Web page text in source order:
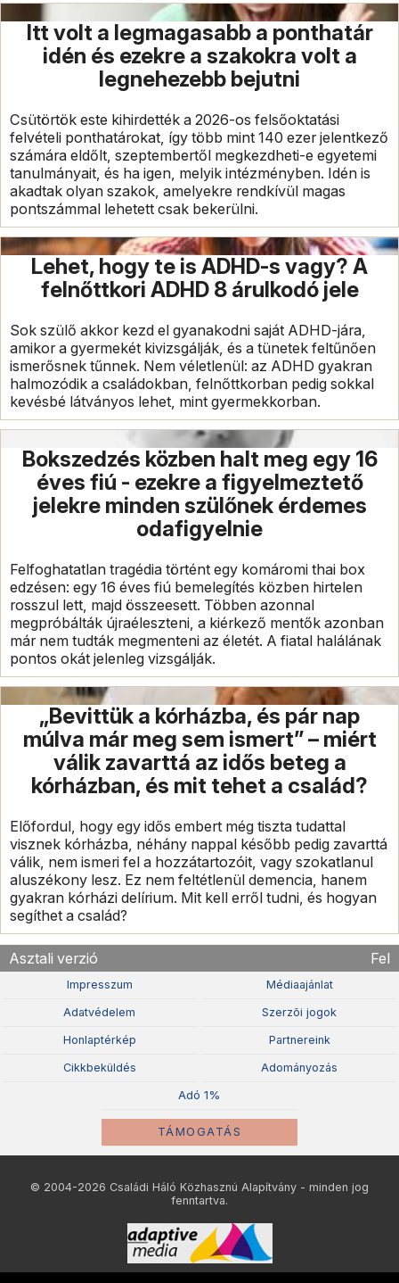
Itt volt a legmagasabb a ponthatár
idén és ezekre a szakokra volt a
legnehezebb bejutni
Csütörtök este kihirdették a 2026-os felsőoktatási
felvételi ponthatárokat, így több mint 140 ezer jelentkező
számára eldőlt, szeptembertől megkezdheti-e egyetemi
tanulmányait, és ha igen, melyik intézményben. Idén is
akadtak olyan szakok, amelyekre rendkívül magas
pontszámmal lehetett csak bekerülni.
Lehet, hogy te is ADHD-s vagy? A
felnőttkori ADHD 8 árulkodó jele
Sok szülő akkor kezd el gyanakodni saját ADHD-jára,
amikor a gyermekét kivizsgálják, és a tünetek feltűnően
ismerősnek tűnnek. Nem véletlenül: az ADHD gyakran
halmozódik a családokban, felnőttkorban pedig sokkal
kevésbé látványos lehet, mint gyermekkorban.
Bokszedzés közben halt meg egy 16
éves fiú - ezekre a figyelmeztető
jelekre minden szülőnek érdemes
odafigyelnie
Felfoghatatlan tragédia történt egy komáromi thai box
edzésen: egy 16 éves fiú bemelegítés közben hirtelen
rosszul lett, majd összeesett. Többen azonnal
megpróbálták újraéleszteni, a kiérkező mentők azonban
már nem tudták megmenteni az életét. A fiatal halálának
pontos okát jelenleg vizsgálják.
„Bevittük a kórházba, és pár nap
múlva már meg sem ismert” – miért
válik zavarttá az idős beteg a
kórházban, és mit tehet a család?
Előfordul, hogy egy idős embert még tiszta tudattal
visznek kórházba, néhány nappal később pedig zavarttá
válik, nem ismeri fel a hozzátartozóit, vagy szokatlanul
aluszékony lesz. Ez nem feltétlenül demencia, hanem
gyakran kórházi delírium. Mit kell erről tudni, és hogyan
segíthet a család?
Asztali verzió Fel
Impresszum Médiaajánlat
Adatvédelem Szerzõi jogok
Honlaptérkép Partnereink
Cikkbeküldés Adományozás
Adó 1%
TÁMOGATÁS
© 2004-2026 Családi Háló Közhasznú Alapítvány - minden jog
fenntartva.